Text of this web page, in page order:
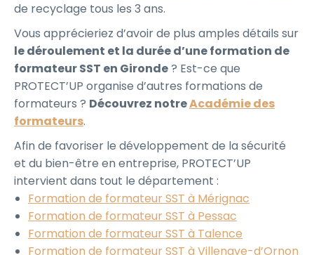
de recyclage tous les 3 ans.
Vous apprécieriez d’avoir de plus amples détails sur
le déroulement et la durée d’une formation de
formateur SST en Gironde? Est-ce que
PROTECT’UP organise d’autres formations de
formateurs ? Découvrez notreAcadémie des
formateurs.
Afin de favoriser le développement de la sécurité
et du bien-être en entreprise, PROTECT’UP
intervient dans tout le département :
Formation de formateur SST à Mérignac
Formation de formateur SST à Pessac
Formation de formateur SST à Talence
Formation de formateur SST à Villenave-d’Ornon